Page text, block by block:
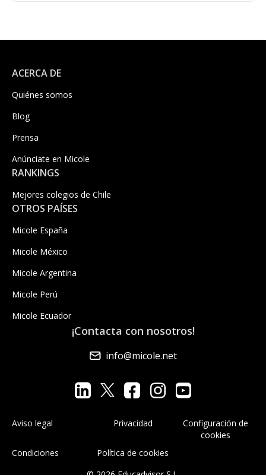
ACERCA DE
Quiénes somos
Blog
Prensa
Anúnciate en Micole
RANKINGS
Mejores colegios de Chile
OTROS PAÍSES
Micole España
Micole México
Micole Argentina
Micole Perú
Micole Ecuador
¡Contacta con nosotros!
info@micole.net
Aviso legal Privacidad
Configuración de
cookies
Condiciones
Política de cookies